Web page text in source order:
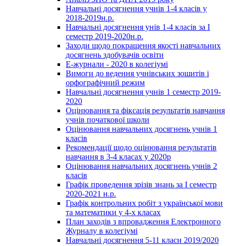
Навчальні досягнення учнів 1-4 класів у
2018-2019н.р.
Навчальні досягнення унів 1-4 класів за І
семестр 2019-2020н.р.
Заходи щодо покращення якості навчальних
досягнень здобувачів освіти
Е-журнали - 2020 в колегіумі
Вимоги до ведення учнівських зошитів і
орфографічний режим
Навчальні досягнення учнів 1 семестр 2019-
2020
Оцінювання та фіксація результатів навчання
учнів початкової школи
Оцінювання навчальних досягнень учнів 1
класів
Рекомендації щодо оцінювання результатів
навчання в 3-4 класах у 2020р
Оцінювання навчальних досягнень учнів 2
класів
Графік проведення зрізів знань за І семестр
2020-2021 н.р.
Графік контрольних робіт з української мови
та математики у 4-х класах
План заходів з впровадження Електронного
Журналу в колегіумі
Навчальні досягнення 5-11 класи 2019/2020